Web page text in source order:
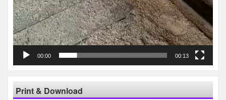
00:00 00:13
Print & Download